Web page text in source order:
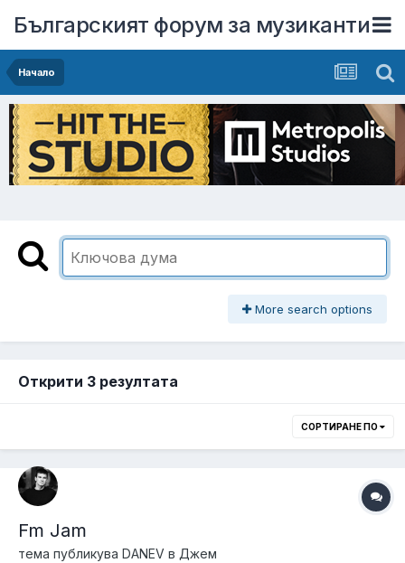
Българският форум за музиканти
Начало
More search options
Открити 3 резултата
СОРТИРАНЕ ПО
Fm Jam
тема публикува DANEV в Джем